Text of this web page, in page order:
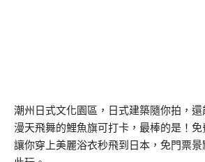
潮州日式文化園區，日式建築隨你拍，
漫天飛舞的鯉魚旗可打卡，最棒的是！免
讓你穿上美麗浴衣秒飛到日本，免門票